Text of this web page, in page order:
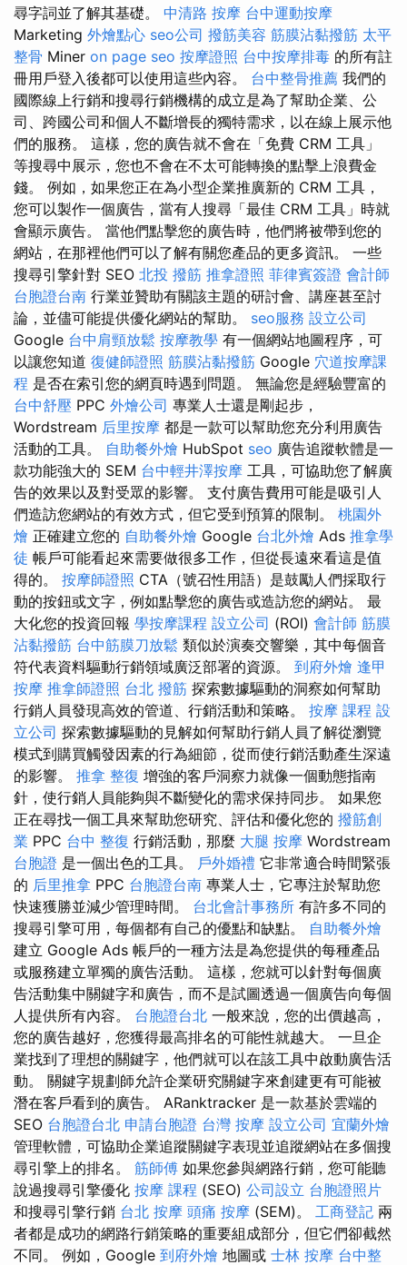
尋字詞並了解其基礎。 中清路 按摩 台中運動按摩
Marketing 外燴點心 seo公司 撥筋美容 筋膜沾黏撥筋 太平
整骨 Miner on page seo 按摩證照 台中按摩排毒 的所有註
冊用戶登入後都可以使用這些內容。 台中整骨推薦 我們的
國際線上行銷和搜尋行銷機構的成立是為了幫助企業、公
司、跨國公司和個人不斷增長的獨特需求，以在線上展示他
們的服務。 這樣，您的廣告就不會在「免費 CRM 工具」
等搜尋中展示，您也不會在不太可能轉換的點擊上浪費金
錢。 例如，如果您正在為小型企業推廣新的 CRM 工具，
您可以製作一個廣告，當有人搜尋「最佳 CRM 工具」時就
會顯示廣告。 當他們點擊您的廣告時，他們將被帶到您的
網站，在那裡他們可以了解有關您產品的更多資訊。 一些
搜尋引擎針對 SEO 北投 撥筋 推拿證照 菲律賓簽證 會計師
台胞證台南 行業並贊助有關該主題的研討會、講座甚至討
論，並儘可能提供優化網站的幫助。 seo服務 設立公司
Google 台中肩頸放鬆 按摩教學 有一個網站地圖程序，可
以讓您知道 復健師證照 筋膜沾黏撥筋 Google 穴道按摩課
程 是否在索引您的網頁時遇到問題。 無論您是經驗豐富的
台中舒壓 PPC 外燴公司 專業人士還是剛起步，
Wordstream 后里按摩 都是一款可以幫助您充分利用廣告
活動的工具。 自助餐外燴 HubSpot seo 廣告追蹤軟體是一
款功能強大的 SEM 台中輕井澤按摩 工具，可協助您了解廣
告的效果以及對受眾的影響。 支付廣告費用可能是吸引人
們造訪您網站的有效方式，但它受到預算的限制。 桃園外
燴 正確建立您的 自助餐外燴 Google 台北外燴 Ads 推拿學
徒 帳戶可能看起來需要做很多工作，但從長遠來看這是值
得的。 按摩師證照 CTA（號召性用語）是鼓勵人們採取行
動的按鈕或文字，例如點擊您的廣告或造訪您的網站。 最
大化您的投資回報 學按摩課程 設立公司 (ROI) 會計師 筋膜
沾黏撥筋 台中筋膜刀放鬆 類似於演奏交響樂，其中每個音
符代表資料驅動行銷領域廣泛部署的資源。 到府外燴 逢甲
按摩 推拿師證照 台北 撥筋 探索數據驅動的洞察如何幫助
行銷人員發現高效的管道、行銷活動和策略。 按摩 課程 設
立公司 探索數據驅動的見解如何幫助行銷人員了解從瀏覽
模式到購買觸發因素的行為細節，從而使行銷活動產生深遠
的影響。 推拿 整復 增強的客戶洞察力就像一個動態指南
針，使行銷人員能夠與不斷變化的需求保持同步。 如果您
正在尋找一個工具來幫助您研究、評估和優化您的 撥筋創
業 PPC 台中 整復 行銷活動，那麼 大腿 按摩 Wordstream
台胞證 是一個出色的工具。 戶外婚禮 它非常適合時間緊張
的 后里推拿 PPC 台胞證台南 專業人士，它專注於幫助您
快速獲勝並減少管理時間。 台北會計事務所 有許多不同的
搜尋引擎可用，每個都有自己的優點和缺點。 自助餐外燴
建立 Google Ads 帳戶的一種方法是為您提供的每種產品
或服務建立單獨的廣告活動。 這樣，您就可以針對每個廣
告活動集中關鍵字和廣告，而不是試圖透過一個廣告向每個
人提供所有內容。 台胞證台北 一般來說，您的出價越高，
您的廣告越好，您獲得最高排名的可能性就越大。 一旦企
業找到了理想的關鍵字，他們就可以在該工具中啟動廣告活
動。 關鍵字規劃師允許企業研究關鍵字來創建更有可能被
潛在客戶看到的廣告。 ARanktracker 是一款基於雲端的
SEO 台胞證台北 申請台胞證 台灣 按摩 設立公司 宜蘭外燴
管理軟體，可協助企業追蹤關鍵字表現並追蹤網站在多個搜
尋引擎上的排名。 筋師傅 如果您參與網路行銷，您可能聽
說過搜尋引擎優化 按摩 課程 (SEO) 公司設立 台胞證照片
和搜尋引擎行銷 台北 按摩 頭痛 按摩 (SEM)。 工商登記 兩
者都是成功的網路行銷策略的重要組成部分，但它們卻截然
不同。 例如，Google 到府外燴 地圖或 士林 按摩 台中整